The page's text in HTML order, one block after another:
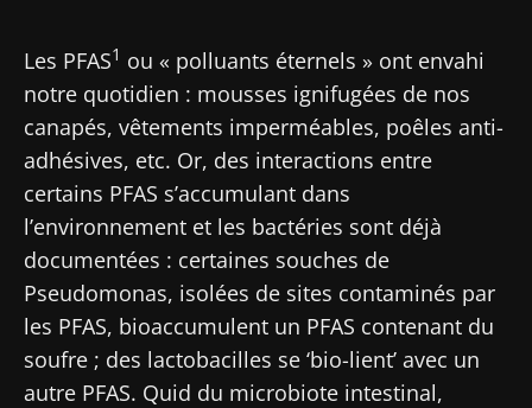
Les PFAS1 ou « polluants éternels » ont envahi
notre quotidien : mousses ignifugées de nos
canapés, vêtements imperméables, poêles anti-
adhésives, etc. Or, des interactions entre
certains PFAS s’accumulant dans
l’environnement et les bactéries sont déjà
documentées : certaines souches de
Pseudomonas, isolées de sites contaminés par
les PFAS, bioaccumulent un PFAS contenant du
soufre ; des lactobacilles se ‘bio-lient’ avec un
autre PFAS. Quid du microbiote intestinal,